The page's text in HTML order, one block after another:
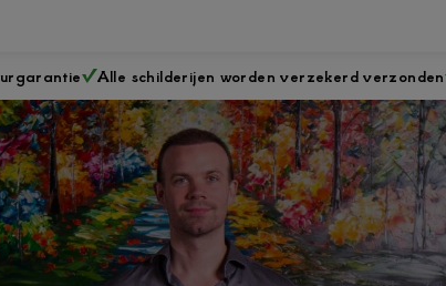
Alle schilderijen worden verzekerd verzonden